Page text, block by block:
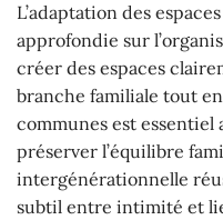
L’adaptation des
approfondie sur
créer des espaces
branche familiale tout
communes est essentiel
préserver l’équilibre
intergénérationnelle
subtil entre intimité et